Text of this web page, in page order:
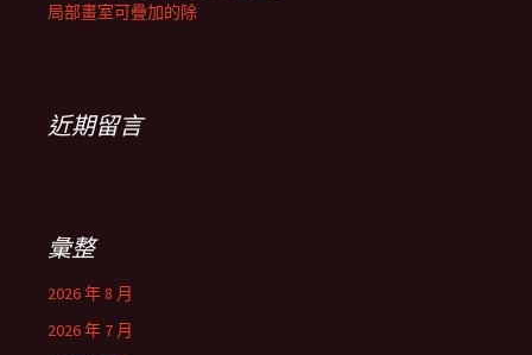
局部畫室可疊加的除
近期留言
彙整
2026 年 8 月
2026 年 7 月